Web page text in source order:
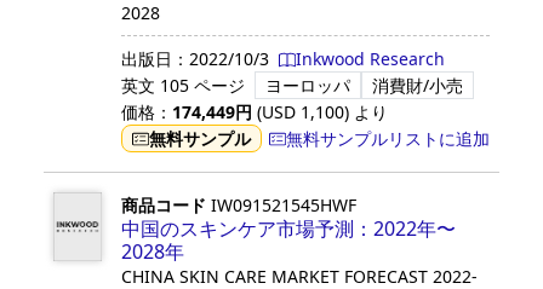
2028
出版日： 2022/10/3
Inkwood Research
英文 105 ページ ヨーロッパ
消費財/小売
価格： 174,449円 (USD 1,100) より
無料サンプル
無料サンプルリストに追加
商品コード IW091521545HWF
中国のスキンケア市場予測：2022年〜
2028年
CHINA SKIN CARE MARKET FORECAST 2022-